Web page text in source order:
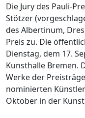
Die Jury des Pauli-
Stötzer
des Albertinum,
Preis zu. Die
Dienstag, dem 17.
Kunsthalle Bremen.
Werke der
nominierten
Oktober in der